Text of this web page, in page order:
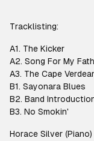
Tracklisting:
A1. The Kicker
A2. Song For My
A3. The Cape
B1. Sayonara Blues
B2. Band
B3. No Smokin'
Horace Silver